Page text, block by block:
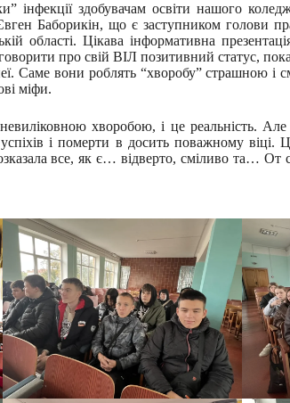
інфекції здобувачам освіти нашого
Баборикін, що є заступником голови
області. Цікава інформативна
про свій ВІЛ позитивний статус,
Саме вони роблять “хворобу” страшною і
міфи.
хворобою, і це реальність.
і померти в досить поважному віці.
все, як є… відверто, сміливо та… От